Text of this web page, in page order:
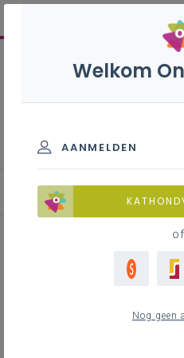
Blog
Uitnodiging
Welkom
AANMELDEN
of
Nog geen